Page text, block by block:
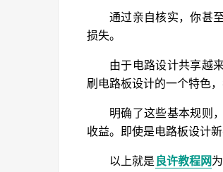
通过亲自核实，你甚
损失。
由于电路设计共享越
刷电路板设计的一个特色，
明确了这些基本规则
收益。即使是电路板设计
以上就是 良许教程网